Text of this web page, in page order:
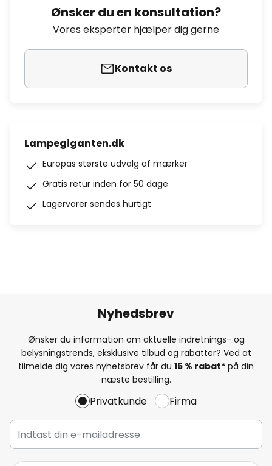
Ønsker du en konsultation?
Vores eksperter hjælper dig gerne
Kontakt os
Lampegiganten.dk
Europas største udvalg af mærker
Gratis retur inden for 50 dage
Lagervarer sendes hurtigt
Nyhedsbrev
Ønsker du information om aktuelle indretnings- og
belysningstrends, eksklusive tilbud og rabatter? Ved at
tilmelde dig vores nyhetsbrev får du 15 % rabat* på din
næste bestilling.
Privatkunde Firma